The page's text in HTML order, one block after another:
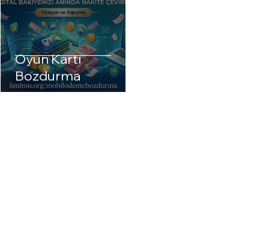
Oyun Kartı
Bozdurma